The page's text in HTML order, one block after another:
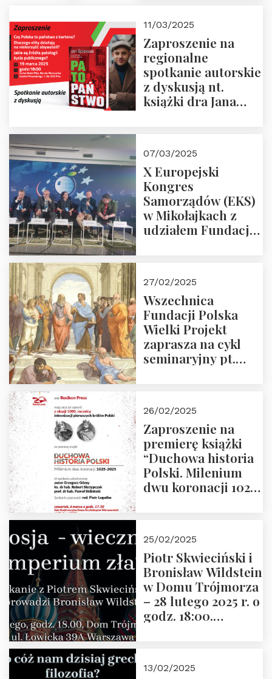
i prof.
Krasnodębski
11/03/2025
Zaproszenie na
regionalne
spotkanie autorskie
z dyskusją nt.
książki dra Jana
07/03/2025
X Europejski
Kongres
Samorządów (EKS)
w Mikołajkach z
udziałem Fundacji
27/02/2025
Wszechnica
Fundacji Polska
Wielki Projekt
zaprasza na cykl
seminaryjny pt.
26/02/2025
Zaproszenie na
premierę książki
“Duchowa historia
Polski. Milenium
dwu koronacji 1025-
2025 r. godz. 17:30,
DAW ul. Miodowa
17/19
25/02/2025
Piotr Skwieciński i
Bronisław Wildstein
w Domu Trójmorza
– 28 lutego 2025 r. o
godz. 18:00.
13/02/2025